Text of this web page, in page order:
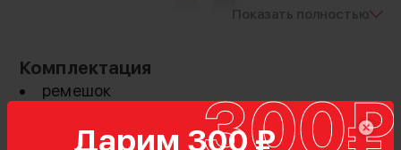
Дарим 300 ₽
Показать полностью
Комплектация
ремешок